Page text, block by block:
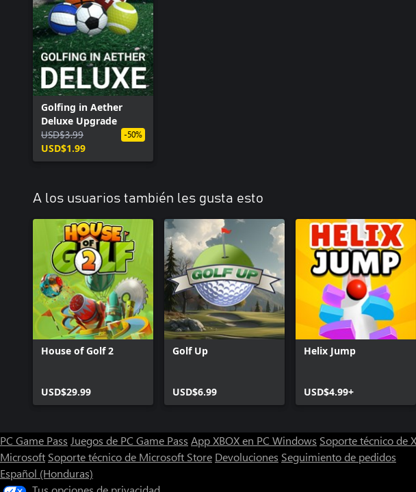
Golfing in Aether
Deluxe Upgrade
USD$3.99
USD$1.99
-50%
A los usuarios también les gusta esto
House of Golf 2
USD$29.99
Golf Up
USD$6.99
Helix Jump
USD$4.99+
PC Game Pass Juegos de PC Game Pass App XBOX en PC Windows Soporte técnico de
Microsoft Soporte técnico de Microsoft Store Devoluciones Seguimiento de pedidos
Español (Honduras)